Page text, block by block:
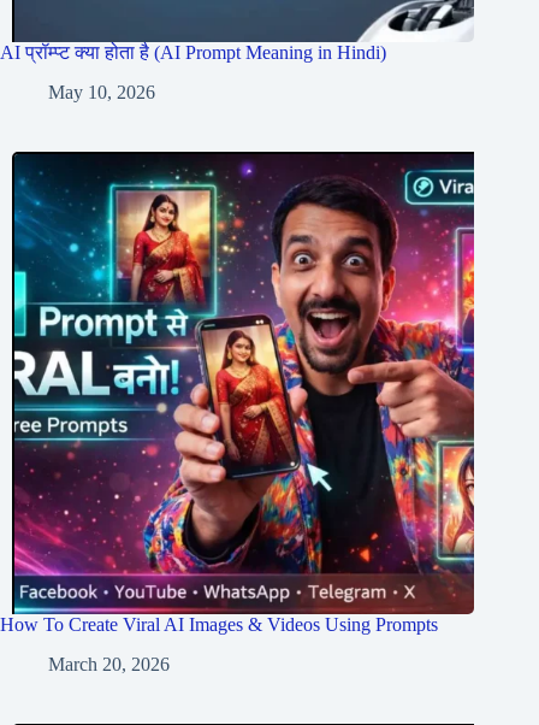
AI प्रॉम्प्ट क्या होता है (AI Prompt Meaning in Hindi)
May 10, 2026
How To Create Viral AI Images & Videos Using Prompts
March 20, 2026